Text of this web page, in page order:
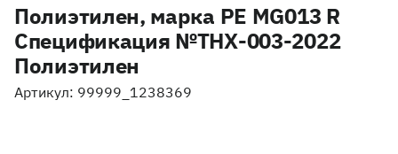
Полиэтилен, марка PE MG013 R
Спецификация №ТНХ-003-2022
Полиэтилен
Артикул: 99999_1238369